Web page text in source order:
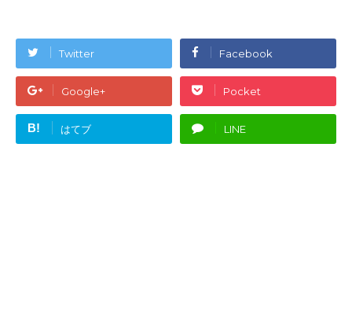
Twitter Facebook
Google+ Pocket
B! はてブ LINE